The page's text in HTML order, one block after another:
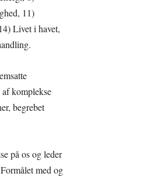
11)
Livet i havet,
komplekse
begrebet
på os og leder
med og